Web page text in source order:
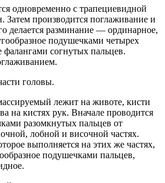
одновременно с трапециевидной
Затем производится поглаживание и
делается разминание — ординарное,
подушечками четырех
фалангами согнутых пальцев.
головы.
лежит на животе, кисти
на кистях рук. Вначале проводится
разомкнутых пальцев от
лобной и височной частях.
выполняется на этих же частях,
подушечками пальцев,